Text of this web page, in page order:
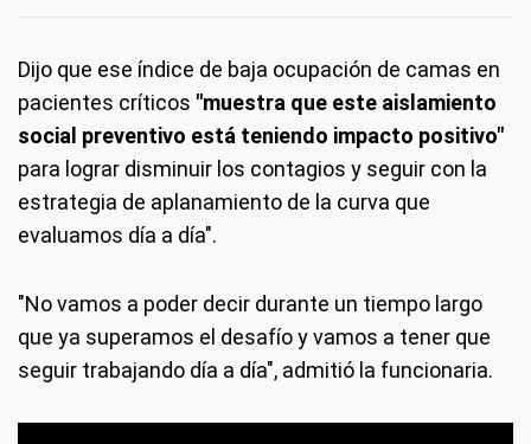
Dijo que ese índice de baja ocupación de camas en
pacientes críticos "muestra que este aislamiento
social preventivo está teniendo impacto positivo"
para lograr disminuir los contagios y seguir con la
estrategia de aplanamiento de la curva que
evaluamos día a día".
"No vamos a poder decir durante un tiempo largo
que ya superamos el desafío y vamos a tener que
seguir trabajando día a día", admitió la funcionaria.